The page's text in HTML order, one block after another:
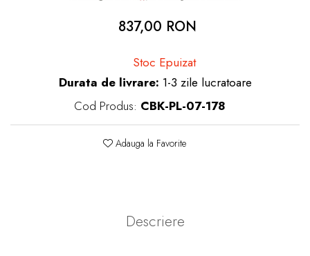
Produse îngrijire copii
837,00 RON
Stoc Epuizat
Durata de livrare: 1-3 zile lucratoare
Cod Produs: CBK-PL-07-178
Adauga la Favorite
Descriere